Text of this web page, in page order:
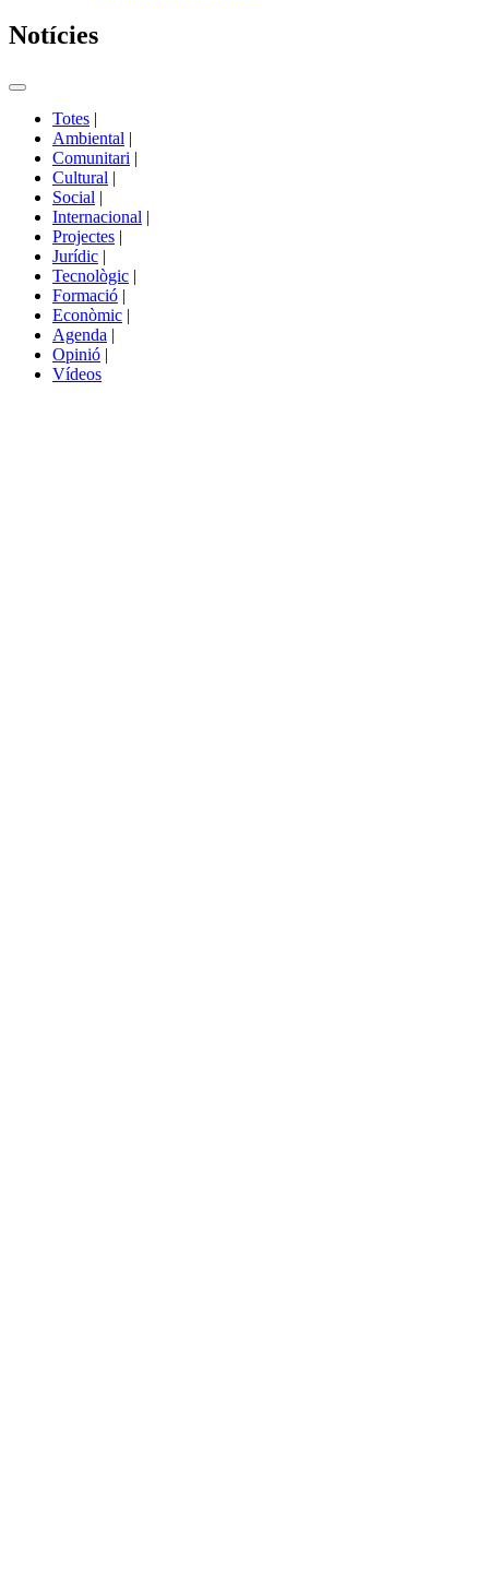
Notícies
Commutador
portals
Totes |
Ambiental |
Comunitari |
Cultural |
Social |
Internacional |
Projectes |
Jurídic |
Tecnològic |
Formació |
Econòmic |
Agenda |
Opinió |
Vídeos